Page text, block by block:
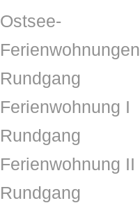
Ostsee-
Ferienwohnungen
Rundgang
Ferienwohnung I
Rundgang
Ferienwohnung II
Rundgang